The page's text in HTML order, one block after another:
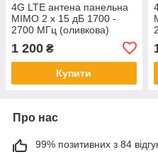
4G LTE антена панельна
MIMO 2 x 15 дБ 1700 -
2700 МГц (оливкова)
1 200 ₴
Купити
Про нас
99% позитивних з 84